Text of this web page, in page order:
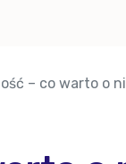
– co warto o